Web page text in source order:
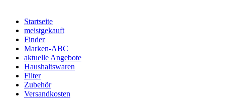
Startseite
meistgekauft
Finder
Marken-ABC
aktuelle Angebote
Haushaltswaren
Filter
Zubehör
Versandkosten